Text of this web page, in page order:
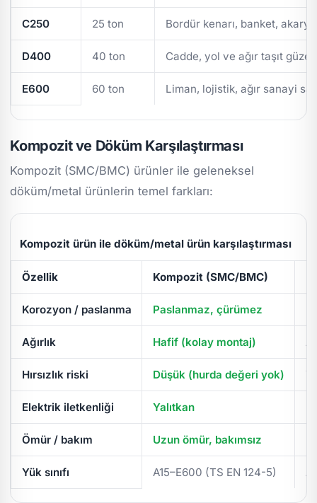
C250 25 ton Bordür kenarı, banket,
D400 40 ton Cadde, yol ve ağır taşıt
E600 60 ton Liman, lojistik, ağır sanayi
Kompozit ve Döküm Karşılaştırması
Kompozit (SMC/BMC) ürünler ile geleneksel
döküm/metal ürünlerin temel farkları:
Kompozit ürün ile döküm/metal ürün karşılaştırması
Özellik Kompozit (SMC/BMC)
Korozyon / paslanma Paslanmaz, çürümez
Ağırlık Hafif (kolay montaj)
Hırsızlık riski Düşük (hurda değeri yok)
Elektrik iletkenliği Yalıtkan
Ömür / bakım Uzun ömür, bakımsız
Yük sınıfı A15–E600 (TS EN 124-5)